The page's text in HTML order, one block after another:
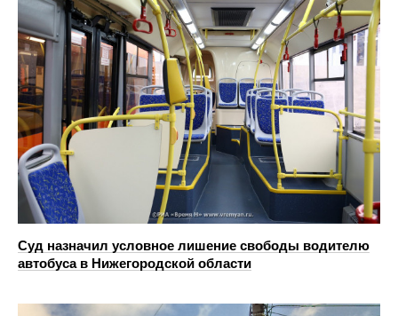
Суд назначил условное лишение свободы водителю
автобуса в Нижегородской области